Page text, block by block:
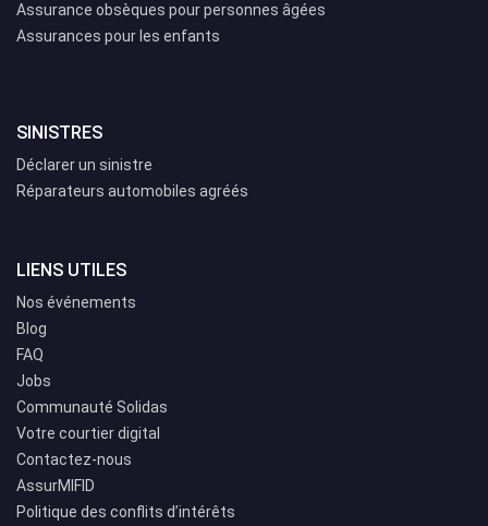
Assurance obsèques pour personnes âgées
Assurances pour les enfants
SINISTRES
Déclarer un sinistre
Réparateurs automobiles agréés
LIENS UTILES
Nos événements
Blog
FAQ
Jobs
Communauté Solidas
Votre courtier digital
Contactez-nous
AssurMIFID
Politique des conflits d’intérêts